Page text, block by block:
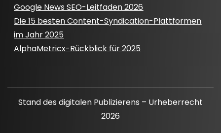
Google News SEO-Leitfaden 2026
Die 15 besten Content-Syndication-Plattformen
im Jahr 2025
AlphaMetricx-Rückblick für 2025
Stand des digitalen Publizierens – Urheberrecht
2026